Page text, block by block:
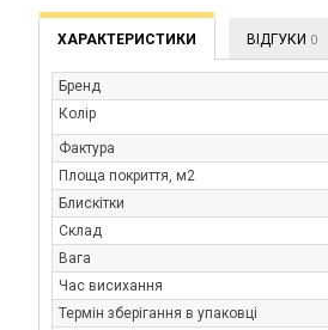
ХАРАКТЕРИСТИКИ ВІДГУКИ 0
Бренд
Колір
Фактура
Площа покриття, м2
Блискітки
Склад
Вага
Час висихання
Термін зберігання в упаковці